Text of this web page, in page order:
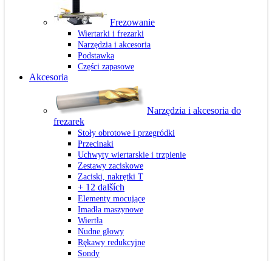
Frezowanie
Wiertarki i frezarki
Narzędzia i akcesoria
Podstawka
Części zapasowe
Akcesoria
Narzędzia i akcesoria do
frezarek
Stoły obrotowe i przegródki
Przecinaki
Uchwyty wiertarskie i trzpienie
Zestawy zaciskowe
Zaciski, nakrętki T
+ 12 dalších
Elementy mocujące
Imadła maszynowe
Wiertła
Nudne głowy
Rękawy redukcyjne
Sondy